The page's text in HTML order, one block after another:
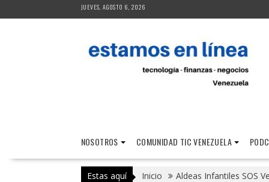
al
JUEVES, AGOSTO 6, 2026
NOSOTROS COMUNIDAD TIC VENEZUELA
Estas aquí Inicio Aldeas Infantiles SOS